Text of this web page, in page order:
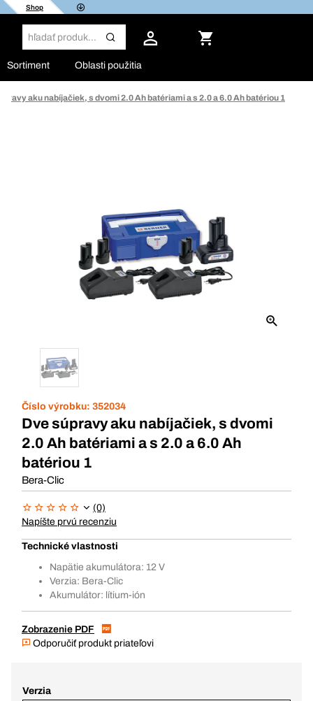
Shop
Sortiment Oblasti použitia
aku nabíjačiek, s dvomi 2.0 Ah batériami a s 2.0 a 6.0 Ah batériou 1
Číslo výrobku: 352034
Dve súpravy aku nabíjačiek, s dvomi
2.0 Ah batériami a s 2.0 a 6.0 Ah
batériou 1
Bera-Clic
(0)
Napíšte prvú recenziu
Technické vlastnosti
Napätie akumulátora: 12 V
Verzia: Bera-Clic
Akumulátor: lítium-ión
Zobrazenie PDF
Odporučiť produkt priateľovi
Verzia